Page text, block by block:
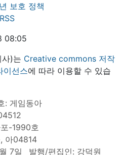
보호 정책
RSS
08:05
)는 Creative commons 저작
이선스에 따라 이용할 수 있습
: 게임동아
-1990호
아04814
7일
발행/편집인: 강덕원